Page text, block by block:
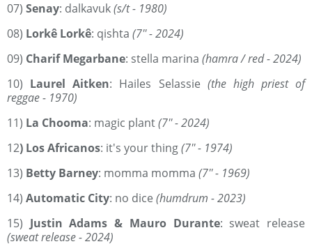
07) Senay: dalkavuk(s/t - 1980)
08) Lorkê Lorkê: qishta (7'' - 2024)
09) Charif Megarbane: stella marina (hamra / red - 2024)
10) Laurel Aitken: Hailes Selassie (the high priest of
reggae - 1970)
11) La Chooma: magic plant(7'' - 2024)
12) Los Africanos: it's your thing(7'' - 1974)
13) Betty Barney: momma momma (7'' - 1969)
14) Automatic City: no dice (humdrum - 2023)
15) Justin Adams & Mauro Durante: sweat release
(sweat release - 2024)